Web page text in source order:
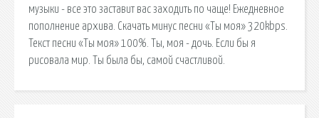
музыки - все это заставит вас заходить по чаще! Ежедневное
пополнение архива. Скачать минус песни «Ты моя» 320kbps.
Текст песни «Ты моя» 100%. Ты, моя - дочь. Если бы я
рисовала мир. Ты была бы, самой счастливой.